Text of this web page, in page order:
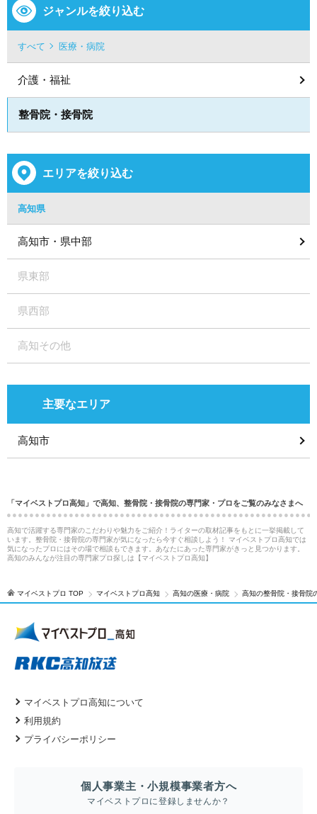
ジャンルを絞り込む
すべて 医療・病院
介護・福祉
整骨院・接骨院
エリアを絞り込む
高知県
高知市・県中部
県東部
県西部
高知その他
主要なエリア
高知市
「マイベストプロ高知」で高知、整骨院・接骨院の専門家・プロをご覧のみなさまへ
高知で活躍する専門家のこだわりや魅力をご紹介！ライターの取材記事をもとに一挙掲載して
います。整骨院・接骨院の専門家が気になったら今すぐ相談しよう！ マイベストプロ高知では
気になったプロにはその場で相談もできます。あなたにあった専門家がきっと見つかります。
高知のみんなが注目の専門家プロ探しは【マイベストプロ高知】
マイベストプロ TOP マイベストプロ高知 高知の医療・病院 高知の整骨院・接骨院
マイベストプロ高知について
利用規約
プライバシーポリシー
個人事業主・小規模事業者方へ
マイベストプロに登録しませんか？